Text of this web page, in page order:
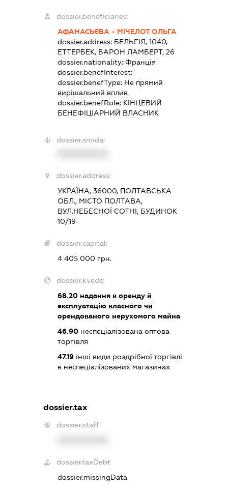
dossier.beneficiaries:
АФАНАСЬЄВА - МІЧЕЛОТ ОЛЬГА
dossier.address: БЕЛЬГІЯ, 1040,
ЕТТЕРБЕК, БАРОН ЛАМБЕРТ, 26
dossier.nationality: Франція
dossier.benefInterest: -
dossier.benefType: Не прямий
вирішальний вплив
dossier.benefRole: КІНЦЕВИЙ
БЕНЕФІЦІАРНИЙ ВЛАСНИК
dossier.smida:
dossier.address:
УКРАЇНА, 36000, ПОЛТАВСЬКА
ОБЛ., МІСТО ПОЛТАВА,
ВУЛ.НЕБЕСНОЇ СОТНІ, БУДИНОК
10/19
dossier.capital:
4 405 000 грн.
dossier.kveds:
68.20 надання в оренду й
експлуатацію власного чи
орендованого нерухомого майна
46.90 неспеціалізована оптова
торгівля
47.19 інші види роздрібної торгівлі
в неспеціалізованих магазинах
dossier.tax
dossier.staff
dossier.taxDebt
dossier.missingData